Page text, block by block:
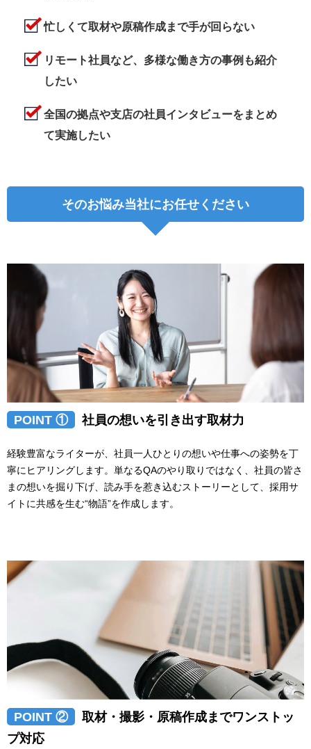
忙しくて取材や原稿作成まで手が回らない
リモート社員など、多様な働き方の事例も紹介
したい
全国の拠点や支店の社員インタビューをまとめ
て実施したい
そのお悩み当社にお任せください
POINT ① 社員の想いを引き出す取材力
経験豊富なライターが、社員一人ひとりの想いや仕事への姿勢を丁
寧にヒアリングします。単なるQAのやり取りではなく、社員の皆さ
まの想いを掘り下げ、読み手を惹き込むストーリーとして、採用サ
イトに共感を生む“物語”を作成します。
POINT ②
取材・撮影・原稿作成までワンストッ
プ対応